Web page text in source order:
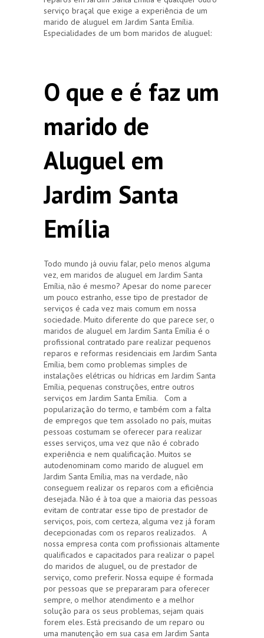
serviço braçal que exige a experiência de um
marido de aluguel em Jardim Santa Emília.
Especialidades de um bom maridos de aluguel:
O que e é faz um
marido de
Aluguel em
Jardim Santa
Emília
Todo mundo já ouviu falar, pelo menos alguma
vez, em maridos de aluguel em Jardim Santa
Emília, não é mesmo? Apesar do nome parecer
um pouco estranho, esse tipo de prestador de
serviços é cada vez mais comum em nossa
sociedade. Muito diferente do que parece ser, o
maridos de aluguel em Jardim Santa Emília é o
profissional contratado pare realizar pequenos
reparos e reformas residenciais em Jardim Santa
Emília, bem como problemas simples de
instalações elétricas ou hídricas em Jardim Santa
Emília, pequenas construções, entre outros
serviços em Jardim Santa Emília. Com a
popularização do termo, e também com a falta
de empregos que tem assolado no país, muitas
pessoas costumam se oferecer para realizar
esses serviços, uma vez que não é cobrado
experiência e nem qualificação. Muitos se
autodenominam como marido de aluguel em
Jardim Santa Emília, mas na verdade, não
conseguem realizar os reparos com a eficiência
desejada. Não é à toa que a maioria das pessoas
evitam de contratar esse tipo de prestador de
serviços, pois, com certeza, alguma vez já foram
decepcionadas com os reparos realizados. A
nossa empresa conta com profissionais altamente
qualificados e capacitados para realizar o papel
do maridos de aluguel, ou de prestador de
serviço, como preferir. Nossa equipe é formada
por pessoas que se prepararam para oferecer
sempre, o melhor atendimento e a melhor
solução para os seus problemas, sejam quais
forem eles. Está precisando de um reparo ou
uma manutenção em sua casa em Jardim Santa